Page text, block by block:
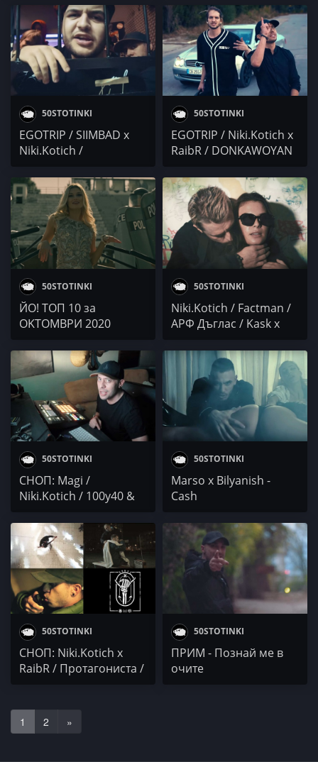
50STOTINKI
EGOTRIP / SIIMBAD x
Niki.Kotich /
50STOTINKI
EGOTRIP / Niki.Kotich x
RaibR / DONKAWOYAN
50STOTINKI
ЙО! ТОП 10 за
OKTOМВРИ 2020
50STOTINKI
Niki.Kotich / Factman /
АРФ Дъглас / Kask x
100 x DJ Reme
50STOTINKI
СНОП: Magi /
Niki.Kotich / 100y40 &
50STOTINKI
Marso x Bilyanish -
Cash
50STOTINKI
СНОП: Niki.Kotich x
RaibR / Протагониста /
50STOTINKI
ПРИМ - Познай ме в
очите
1 2 »